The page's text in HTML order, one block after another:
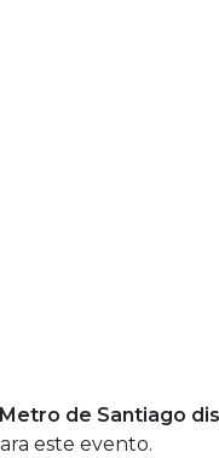
Metro de Santiago
este evento.